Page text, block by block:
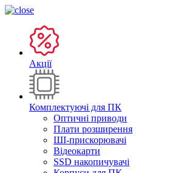
Акції
Комплектуючі для ПК
Оптичні приводи
Плати розширення
ШІ-прискорювачі
Відеокарти
SSD накопичувачі